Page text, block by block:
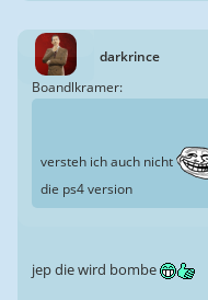
darkrince
Boandlkramer:
versteh ich auch nicht
die ps4 version
jep die wird bombe